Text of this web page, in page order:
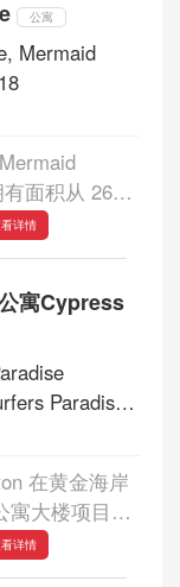
公寓
Mermaid
面积从 264
米不等的私
提供极致的
别墅都...
详情
寓Cypress
Paradise
在黄金海岸
寓大楼项目，
为黄金海岸
公寓楼。
详情